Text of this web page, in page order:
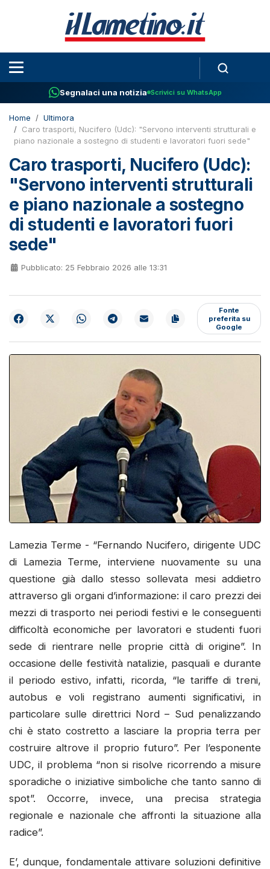
Segnalaci una notizia Scrivici su WhatsApp
Home
Ultimora
Caro trasporti, Nucifero (Udc): "Servono interventi strutturali e
piano nazionale a sostegno di studenti e lavoratori fuori sede"
Caro trasporti, Nucifero (Udc):
"Servono interventi strutturali
e piano nazionale a sostegno
di studenti e lavoratori fuori
sede"
Pubblicato: 25 Febbraio 2026 alle 13:31
Fonte
preferita su
Google
Lamezia Terme - “Fernando Nucifero, dirigente UDC
di Lamezia Terme, interviene nuovamente su una
questione già dallo stesso sollevata mesi addietro
attraverso gli organi d’informazione: il caro prezzi dei
mezzi di trasporto nei periodi festivi e le conseguenti
difficoltà economiche per lavoratori e studenti fuori
sede di rientrare nelle proprie città di origine”. In
occasione delle festività natalizie, pasquali e durante
il periodo estivo, infatti, ricorda, “le tariffe di treni,
autobus e voli registrano aumenti significativi, in
particolare sulle direttrici Nord – Sud penalizzando
chi è stato costretto a lasciare la propria terra per
costruire altrove il proprio futuro”. Per l’esponente
UDC, il problema “non si risolve ricorrendo a misure
sporadiche o iniziative simboliche che tanto sanno di
spot”. Occorre, invece, una precisa strategia
regionale e nazionale che affronti la situazione alla
radice”.
E’, dunque, fondamentale attivare soluzioni definitive